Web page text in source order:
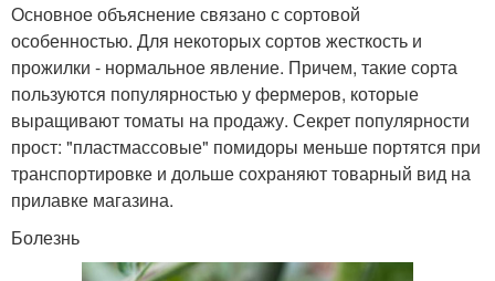
Основное объяснение связано с сортовой
особенностью. Для некоторых сортов жесткость и
прожилки - нормальное явление. Причем, такие сорта
пользуются популярностью у фермеров, которые
выращивают томаты на продажу. Секрет популярности
прост: "пластмассовые" помидоры меньше портятся при
транспортировке и дольше сохраняют товарный вид на
прилавке магазина.
Болезнь